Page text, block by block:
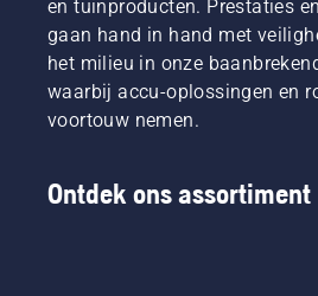
en tuinproducten. Prestaties
gaan hand in hand met
het milieu in onze
waarbij accu-oplossingen en
voortouw nemen.
Ontdek ons assortiment